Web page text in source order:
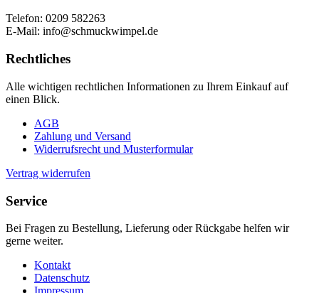
Telefon: 0209 582263
E-Mail: info@schmuckwimpel.de
Rechtliches
Alle wichtigen rechtlichen Informationen zu Ihrem Einkauf auf
einen Blick.
AGB
Zahlung und Versand
Widerrufsrecht und Musterformular
Vertrag widerrufen
Service
Bei Fragen zu Bestellung, Lieferung oder Rückgabe helfen wir
gerne weiter.
Kontakt
Datenschutz